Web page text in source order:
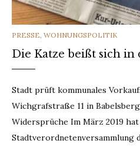
CATEGORIES
PRESSE WOHNUNGSPOLITIK
Die Katze beißt sich in
Stadt prüft kommunales
Wichgrafstraße 11 in
Widersprüche Im März 2019
Stadtverordnetenversammlung